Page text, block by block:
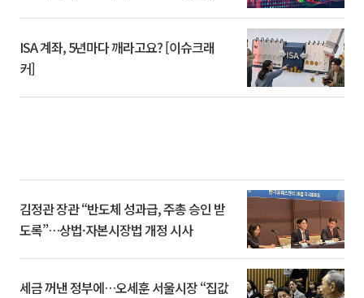
ISA 계좌, 5년마다 깨라고요? [이슈크래
커]
김정관 장관 “반도체 성과급, 주총 승인 받
도록”…상법·자본시장법 개정 시사
세금 꺼낸 정부에…오세훈 서울시장 “집값